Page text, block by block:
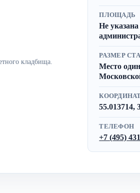
кладбища.
ПЛОЩАДЬ
Не
РАЗМЕР
Место
55.013714,
ТЕЛЕФОН
+7 (495)